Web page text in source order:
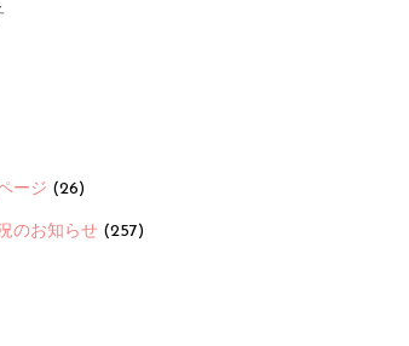
ージ (26)
のお知らせ (257)